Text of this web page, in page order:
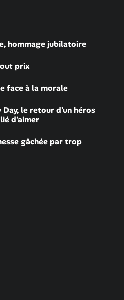
hommage jubilatoire
prix
face à la morale
le retour d’un héros
d’aimer
gâchée par trop